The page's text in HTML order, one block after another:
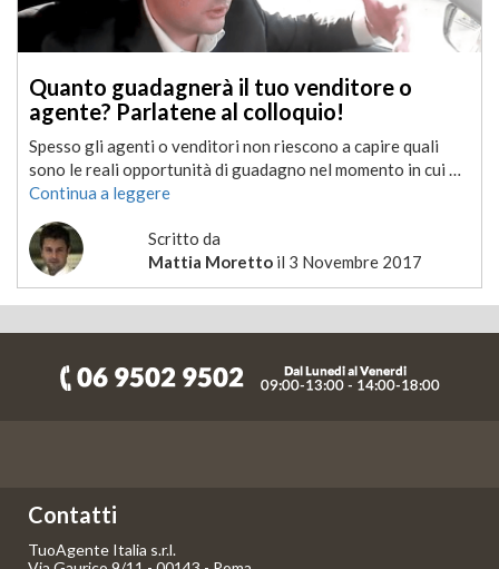
Quanto guadagnerà il tuo venditore o
agente? Parlatene al colloquio!
Spesso gli agenti o venditori non riescono a capire quali
sono le reali opportunità di guadagno nel momento in cui …
Continua a leggere
Scritto da
Mattia Morettoil 3 Novembre 2017
Contatti
TuoAgente Italia s.r.l.